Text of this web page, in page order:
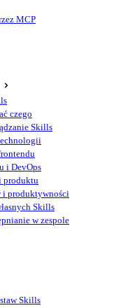
MCP
czego
Skills
i DevOps
produktu
i produktywności
Skills
w zespole
Skills